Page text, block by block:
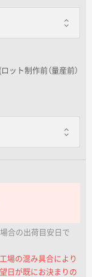
(ロット制作前（量産前）
合の出荷目安日で
場の混み具合により
日が既にお決まりの